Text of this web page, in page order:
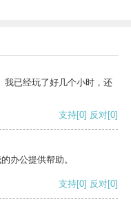
我已经玩了好几个小时，还
支持[0] 反对[0]
办公提供帮助。
支持[0] 反对[0]